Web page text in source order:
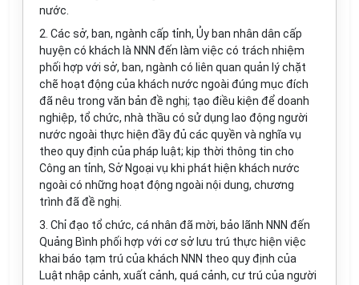
nước.
2. Các sở, ban, ngành cấp tỉnh, Ủy ban nhân dân cấp
huyện có khách là NNN đến làm việc có trách nhiệm
phối hợp với sở, ban, ngành có liên quan quản lý chặt
chẽ hoạt động của khách nước ngoài đúng mục đích
đã nêu trong văn bản đề nghị; tạo điều kiện để doanh
nghiệp, tổ chức, nhà thầu có sử dụng lao động người
nước ngoài thực hiện đầy đủ các quyền và nghĩa vụ
theo quy định của pháp luật; kịp thời thông tin cho
Công an tỉnh, Sở Ngoại vụ khi phát hiện khách nước
ngoài có những hoạt động ngoài nội dung, chương
trình đã đề nghị.
3. Chỉ đạo tổ chức, cá nhân đã mời, bảo lãnh NNN đến
Quảng Bình phối hợp với cơ sở lưu trú thực hiện việc
khai báo tạm trú của khách NNN theo quy định của
Luật nhập cảnh, xuất cảnh, quá cảnh, cư trú của người